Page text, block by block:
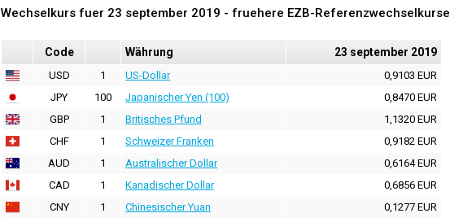
Wechselkurs fuer 23 september 2019 - fruehere EZB-Referenzwechselkurse
Code Währung 23 september 2019
USD 1 US-Dollar
0,9103 EUR
JPY
100 Japanischer Yen (100)
0,8470 EUR
GBP
1 Britisches Pfund
1,1320 EUR
CHF
1 Schweizer Franken
0,9182 EUR
AUD
1 Australischer Dollar
0,6164 EUR
CAD
1 Kanadischer Dollar
0,6856 EUR
CNY
1 Chinesischer Yuan
0,1277 EUR